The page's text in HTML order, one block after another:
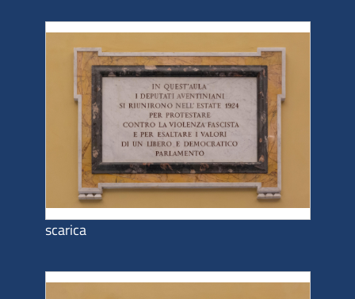
scarica